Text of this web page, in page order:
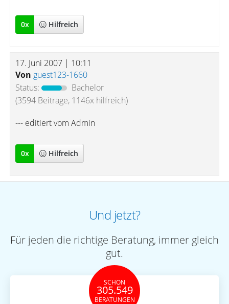
0x Hilfreich
17. Juni 2007 | 10:11
Von guest123-1660
Status:
Bachelor
(3594 Beiträge, 1146x hilfreich)
--- editiert vom Admin
0x Hilfreich
Und jetzt?
Für jeden die richtige Beratung, immer gleich
gut.
SCHON
305.549
BERATUNGEN